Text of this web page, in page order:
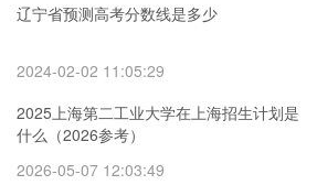
辽宁省预测高考分数线是多少
2024-02-02 11:05:29
2025上海第二工业大学在上海招生计划是
什么（2026参考）
2026-05-07 12:03:49